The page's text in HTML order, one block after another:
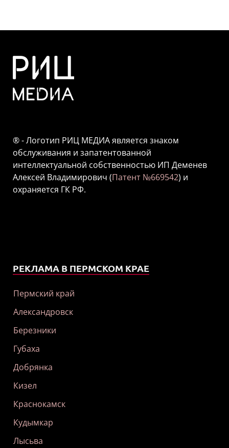
® - Логотип РИЦ МЕДИА является знаком
обслуживания и запатентованной
интеллектуальной собственностью ИП Деменев
Алексей Владимирович (Патент №669542) и
охраняется ГК РФ.
РЕКЛАМА В ПЕРМСКОМ КРАЕ
Пермский край
Александровск
Березники
Губаха
Добрянка
Кизел
Краснокамск
Кудымкар
Лысьва